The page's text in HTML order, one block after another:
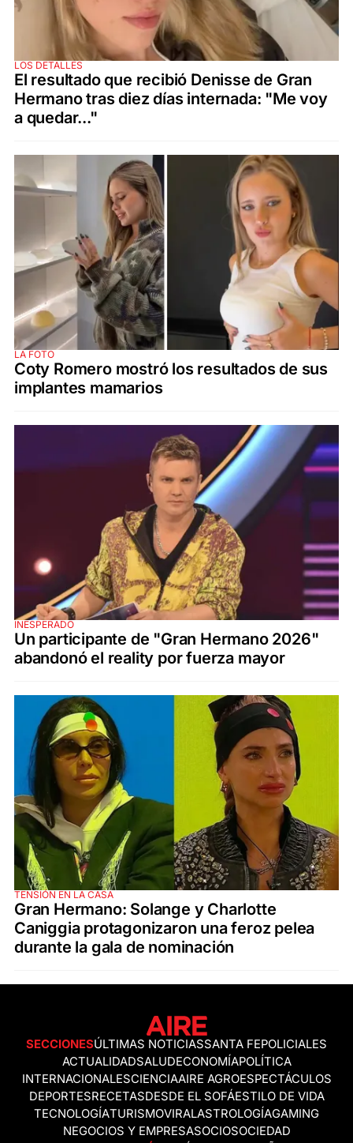
LOS DETALLES
El resultado que recibió Denisse de Gran
Hermano tras diez días internada: "Me voy
a quedar..."
LA FOTO
Coty Romero mostró los resultados de sus
implantes mamarios
INESPERADO
Un participante de "Gran Hermano 2026"
abandonó el reality por fuerza mayor
TENSIÓN EN LA CASA
Gran Hermano: Solange y Charlotte
Caniggia protagonizaron una feroz pelea
durante la gala de nominación
SECCIONESÚLTIMAS NOTICIASSANTA FEPOLICIALES
ACTUALIDADSALUDECONOMÍAPOLÍTICA
INTERNACIONALESCIENCIAAIRE AGROESPECTÁCULOS
DEPORTESRECETASDESDE EL SOFÁESTILO DE VIDA
TECNOLOGÍATURISMOVIRALASTROLOGÍAGAMING
NEGOCIOS Y EMPRESASOCIOSOCIEDAD